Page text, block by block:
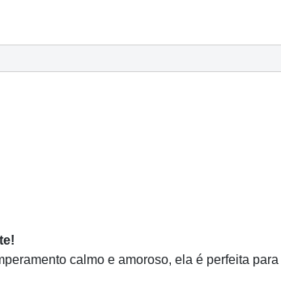
calmo e amoroso, ela é perfeita